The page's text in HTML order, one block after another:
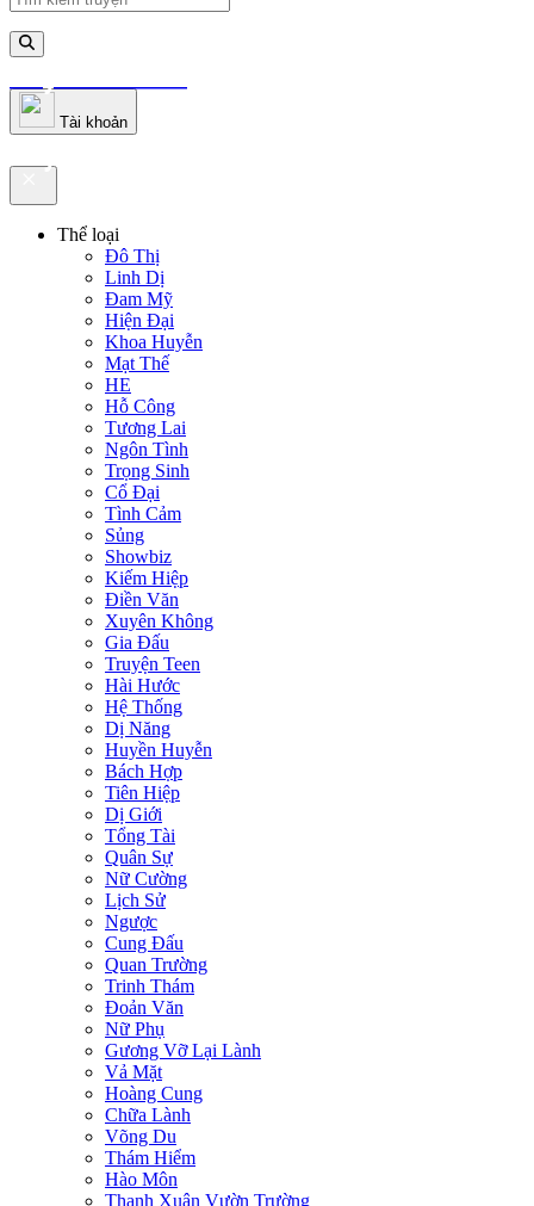
truyenfullz.com
Tài khoản
truyenfullz.com
Thể loại
Đô Thị
Linh Dị
Đam Mỹ
Hiện Đại
Khoa Huyễn
Mạt Thế
HE
Hỗ Công
Tương Lai
Ngôn Tình
Trọng Sinh
Cổ Đại
Tình Cảm
Sủng
Showbiz
Kiếm Hiệp
Điền Văn
Xuyên Không
Gia Đấu
Truyện Teen
Hài Hước
Hệ Thống
Dị Năng
Huyền Huyễn
Bách Hợp
Tiên Hiệp
Dị Giới
Tổng Tài
Quân Sự
Nữ Cường
Lịch Sử
Ngược
Cung Đấu
Quan Trường
Trinh Thám
Đoản Văn
Nữ Phụ
Gương Vỡ Lại Lành
Vả Mặt
Hoàng Cung
Chữa Lành
Võng Du
Thám Hiểm
Hào Môn
Thanh Xuân Vườn Trường